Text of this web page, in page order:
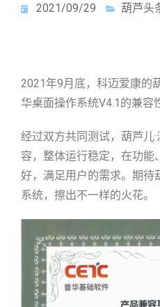
2021/09/29 葫芦头
2021年9月底，科迈爱康的
华桌面操作系统V4.1的兼容
经过双方共同测试，葫芦儿
容，整体运行稳定，在功能
好，满足用户的需求。期待
系统，擦出不一样的火花。